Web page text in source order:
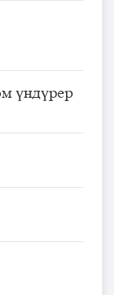
үндүрер